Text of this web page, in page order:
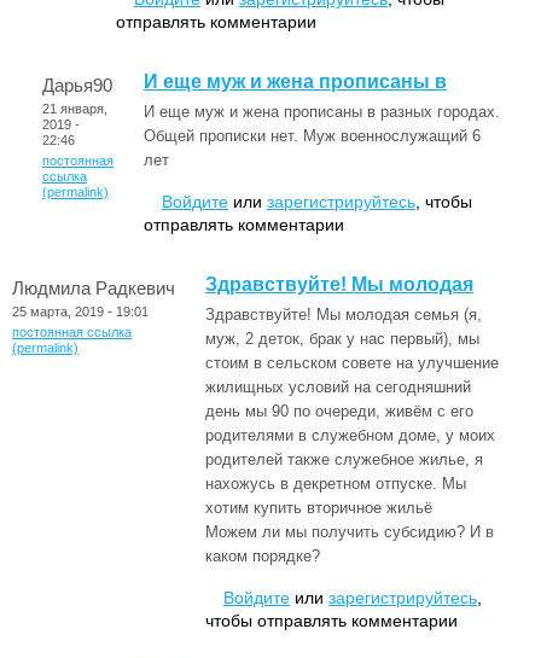
отправлять комментарии
Дарья90
21 января,
2019 -
22:46
постоянная
ссылка
(permalink)
И еще муж и жена прописаны в
И еще муж и жена прописаны в разных городах.
Общей прописки нет. Муж военнослужащий 6
лет
Войдите или зарегистрируйтесь , чтобы
отправлять комментарии
Людмила Радкевич
25 марта, 2019 - 19:01
постоянная ссылка
(permalink)
Здравствуйте! Мы молодая
Здравствуйте! Мы молодая семья (я,
муж, 2 деток, брак у нас первый), мы
стоим в сельском совете на улучшение
жилищных условий на сегодняшний
день мы 90 по очереди, живём с его
родителями в служебном доме, у моих
родителей также служебное жилье, я
нахожусь в декретном отпуске. Мы
хотим купить вторичное жильё
Можем ли мы получить субсидию? И в
каком порядке?
Войдите или зарегистрируйтесь
чтобы отправлять комментарии